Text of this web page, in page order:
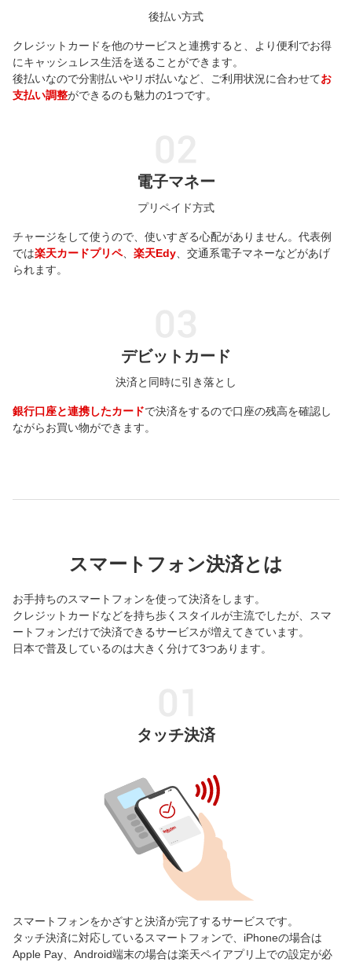
後払い方式
クレジットカードを他のサービスと連携すると、より便利でお得
にキャッシュレス生活を送ることができます。
後払いなので分割払いやリボ払いなど、ご利用状況に合わせてお
支払い調整ができるのも魅力の1つです。
電子マネー
プリペイド方式
チャージをして使うので、使いすぎる心配がありません。代表例
では楽天カードプリペ、 楽天Edy 、交通系電子マネーなどがあげ
られます。
デビットカード
決済と同時に引き落とし
銀行口座と連携したカードで決済をするので口座の残高を確認し
ながらお買い物ができます。
スマートフォン決済とは
お手持ちのスマートフォンを使って決済をします。
クレジットカードなどを持ち歩くスタイルが主流でしたが、スマ
ートフォンだけで決済できるサービスが増えてきています。
日本で普及しているのは大きく分けて3つあります。
タッチ決済
スマートフォンをかざすと決済が完了するサービスです。
タッチ決済に対応しているスマートフォンで、iPhoneの場合は
Apple Pay、Android端末の場合は楽天ペイアプリ上での設定が必